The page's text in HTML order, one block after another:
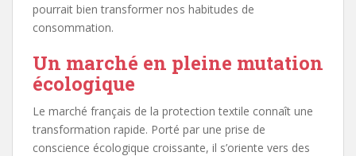
pourrait bien transformer nos habitudes de
consommation.
Un marché en pleine mutation
écologique
Le marché français de la protection textile connaît une
transformation rapide. Porté par une prise de
conscience écologique croissante, il s’oriente vers des